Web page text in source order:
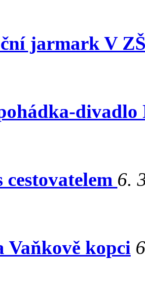
jarmark V
divadlo
cestovatelem 6.
Vaňkově kopci